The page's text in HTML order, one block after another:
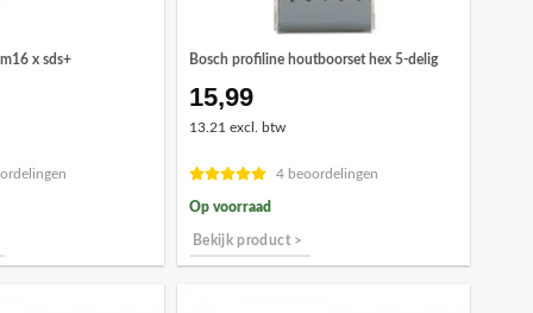
x sds+ Bosch profiline houtboorset hex 5-delig
15,99
13.21 excl. btw
4 beoordelingen
Op voorraad
Bekijk product >